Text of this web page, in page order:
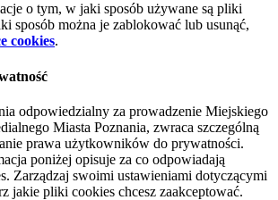
o tym, w jaki sposób używane są pliki
sposób można je zablokować lub usunąć,
cookies.
odpowiedzialny za prowadzenie Miejskiego
Miasta Poznania, zwraca szczególną
prawa użytkowników do prywatności.
poniżej opisuje za co odpowiadają
Zarządzaj swoimi ustawieniami dotyczącymi
jakie pliki cookies chcesz zaakceptować.